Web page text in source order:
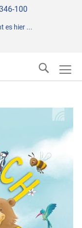
100
es hier ...
Suche